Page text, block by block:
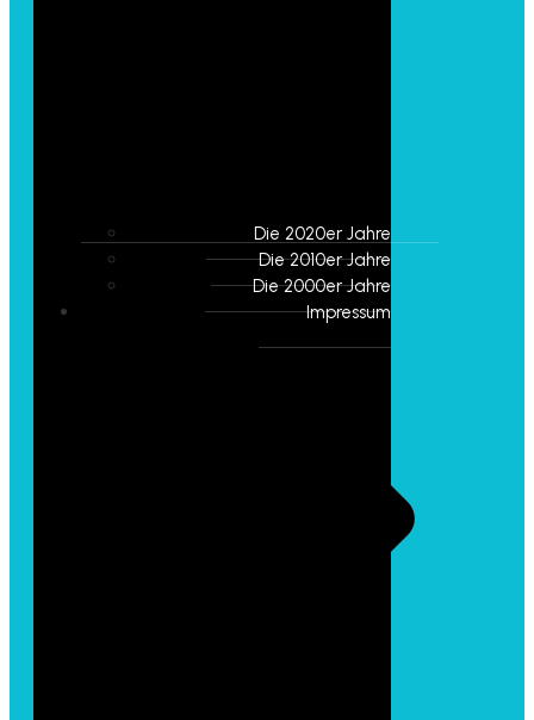
Die 2020er Jahre
Die 2010er Jahre
Die 2000er Jahre
Impressum